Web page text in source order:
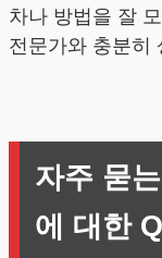
차나 방법을 잘
전문가와 충분히
자주 묻
에 대한